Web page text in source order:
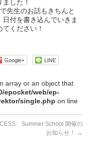
した！
先生のお話もきちんと
付を書き込んでいきま
ください！
Google+ LINE
array or an object that
epocket/web/ep-
single.php on line
Summer School 開催の
お知らせ！
→